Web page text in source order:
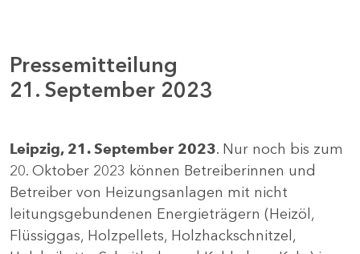
Pressemitteilung
21. September 2023
Leipzig, 21. September 2023. Nur noch bis zum
20. Oktober 2023 können Betreiberinnen und
Betreiber von Heizungsanlagen mit nicht
leitungsgebundenen Energieträgern (Heizöl,
Flüssiggas, Holzpellets, Holzhackschnitzel,